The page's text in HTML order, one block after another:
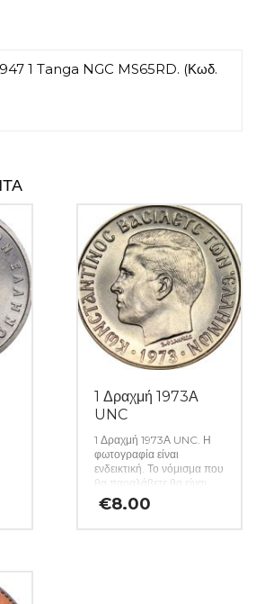
1 Tanga NGC MS65RD. (Κωδ.
1 Δραχμή 1973Α
UNC
1 Δραχμή 1973Α UNC. Η
φωτογραφία είναι
ενδεικτική. Το νόμισμα που
θα παραλάβετε θα είναι
αυστηρώς ακυκλοφόρητο
από μασούρι τραπέζης.
€8.00